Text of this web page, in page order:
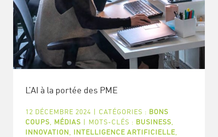
L’AI à la portée des PME
12 DÉCEMBRE 2024 | CATÉGORIES : BONS
COUPS
MÉDIAS | MOTS-CLÉS : BUSINESS
INNOVATION
INTELLIGENCE ARTIFICIELLE,